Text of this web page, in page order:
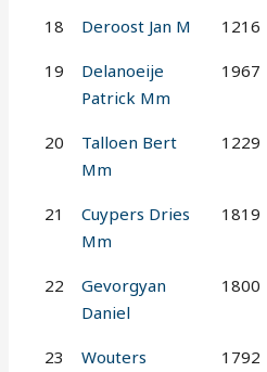
18 Deroost Jan M 1216
19
Delanoeije
Patrick Mm
1967
20
Talloen Bert
Mm
1229
21
Cuypers Dries
Mm
1819
22
Gevorgyan
Daniel
1800
23
Wouters
1792